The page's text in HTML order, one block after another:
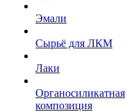
Эмали
Сырьё для ЛКМ
Лаки
Органосиликатная
композиция